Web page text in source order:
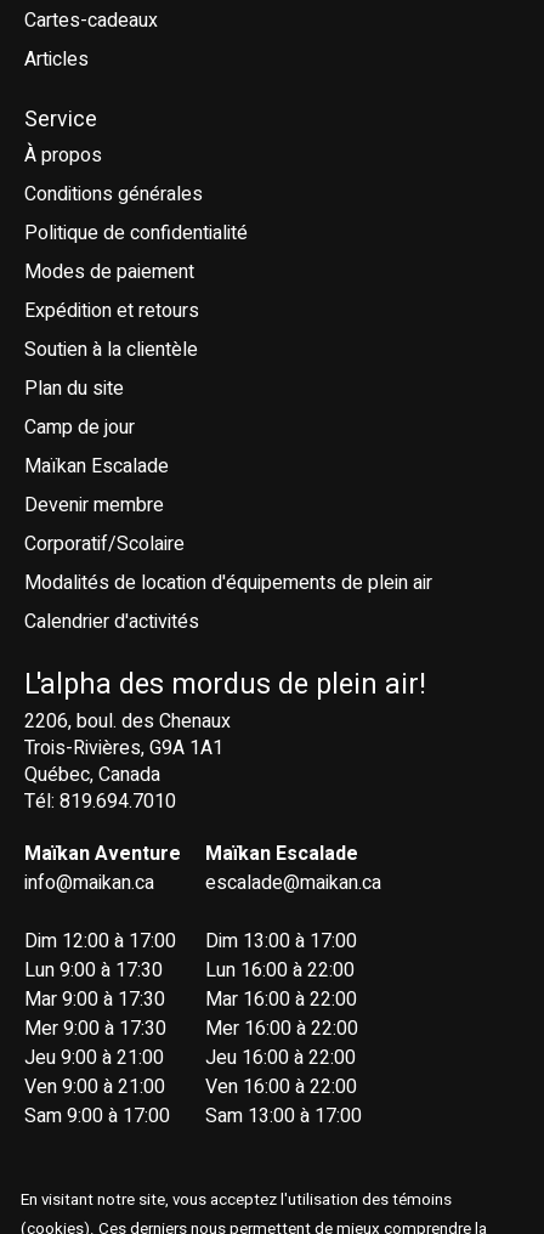
Cartes-cadeaux
Articles
Service
À propos
Conditions générales
Politique de confidentialité
Modes de paiement
Expédition et retours
Soutien à la clientèle
Plan du site
Camp de jour
Maïkan Escalade
Devenir membre
Corporatif/Scolaire
Modalités de location d'équipements de plein air
Calendrier d'activités
L'alpha des mordus de plein air!
2206, boul. des Chenaux
Trois-Rivières, G9A 1A1
Québec, Canada
Tél: 819.694.7010
Maïkan Aventure
info@maikan.ca
Dim 12:00 à 17:00
Lun 9:00 à 17:30
Mar 9:00 à 17:30
Mer 9:00 à 17:30
Jeu 9:00 à 21:00
Ven 9:00 à 21:00
Sam 9:00 à 17:00
Maïkan Escalade
escalade@maikan.ca
Dim 13:00 à 17:00
Lun 16:00 à 22:00
Mar 16:00 à 22:00
Mer 16:00 à 22:00
Jeu 16:00 à 22:00
Ven 16:00 à 22:00
Sam 13:00 à 17:00
En visitant notre site, vous acceptez l'utilisation des témoins
(cookies). Ces derniers nous permettent de mieux comprendre la